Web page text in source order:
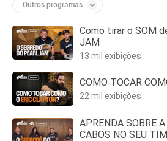
Outros programas
Como tirar o SOM
JAM
13 mil exibições
COMO TOCAR
22 mil exibições
APRENDA SOBRE
CABOS NO SEU